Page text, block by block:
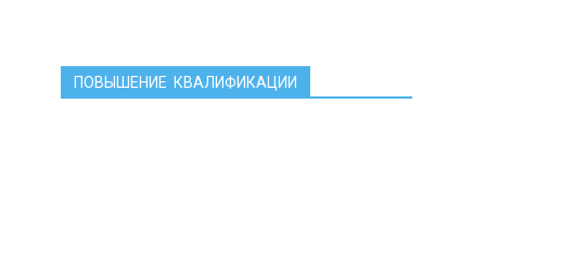
ПОВЫШЕНИЕ КВАЛИФИКАЦИИ